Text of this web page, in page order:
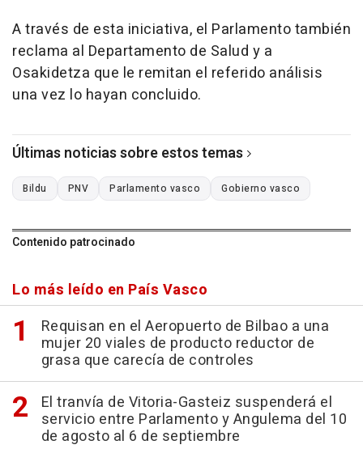
A través de esta iniciativa, el Parlamento también
reclama al Departamento de Salud y a
Osakidetza que le remitan el referido análisis
una vez lo hayan concluido.
Últimas noticias sobre estos temas
Bildu PNV Parlamento vasco Gobierno vasco
Contenido patrocinado
Lo más leído en País Vasco
Requisan en el Aeropuerto de Bilbao a una
mujer 20 viales de producto reductor de
grasa que carecía de controles
El tranvía de Vitoria-Gasteiz suspenderá el
servicio entre Parlamento y Angulema del 10
de agosto al 6 de septiembre